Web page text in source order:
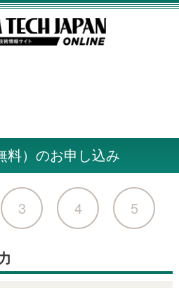
料）のお申し込み
3 4 5